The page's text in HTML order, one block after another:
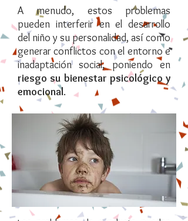
A menudo, estos problemas
pueden interferir en el desarrollo
del niño y su personalidad, así como
generar conflictos con el entorno e
inadaptación social, poniendo en
riesgo su bienestar psicológico y
emocional.